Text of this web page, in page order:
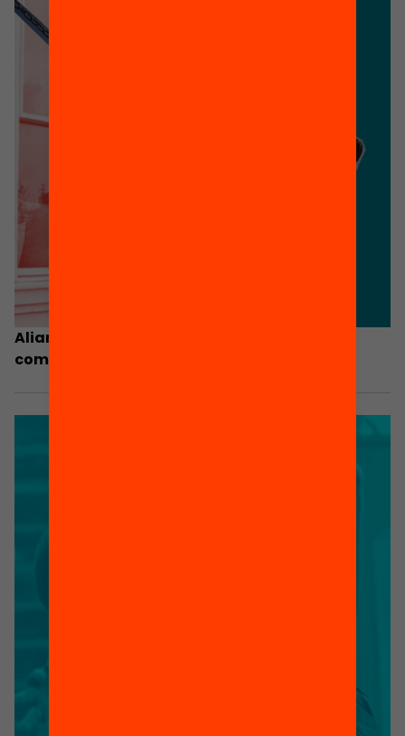
Aliança Educació 360: Educació a temps
complet